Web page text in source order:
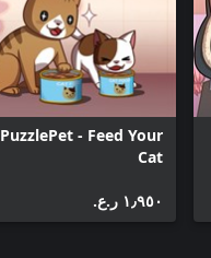
PuzzlePet - Feed Your
Cat
١٫٩٥٠ ر.ع.‏